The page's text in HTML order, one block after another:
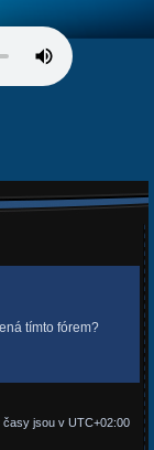
tímto fórem?
časy jsou v UTC+02:00